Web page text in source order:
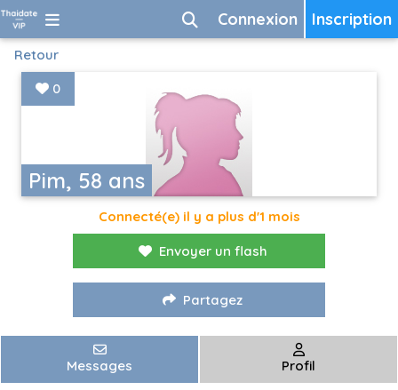
Inscription
Connexion
Retour
Pim, 58 ans
0
Connecté(e) il y a plus d'1 mois
Envoyer un flash
Partagez
Messages Profil